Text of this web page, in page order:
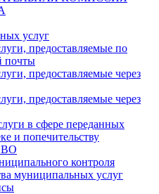
услуг
предоставляемые по
почты
предоставляемые через
предоставляемые через
в сфере переданных
и попечительству
контроля
муниципальных услуг